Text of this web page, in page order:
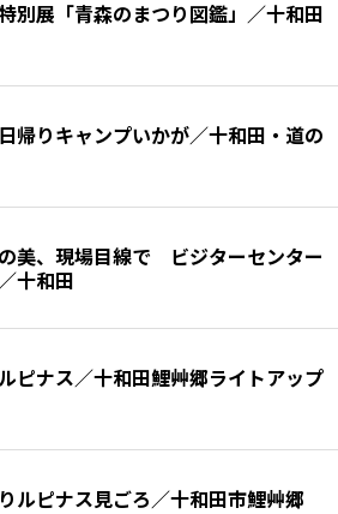
別展「青森のまつり図鑑」／十和田
帰りキャンプいかが／十和田・道の
美、現場目線で ビジターセンター
十和田
ピナス／十和田鯉艸郷ライトアップ
ルピナス見ごろ／十和田市鯉艸郷